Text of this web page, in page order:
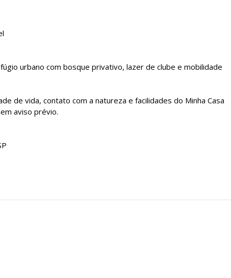
urbano com bosque privativo, lazer de clube e mobilidade
de vida, contato com a natureza e facilidades do Minha Casa
aviso prévio.